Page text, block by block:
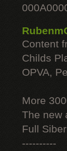
Content
Childs
OPVA,
More
The new
Full
----------